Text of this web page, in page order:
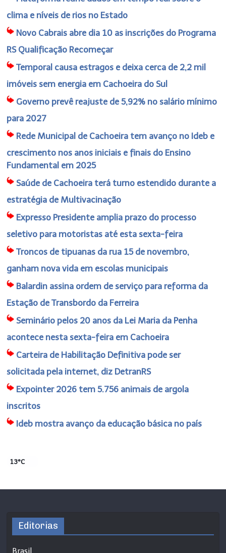
clima e níveis de rios no Estado
Novo Cabrais abre dia 10 as inscrições do Programa
RS Qualificação Recomeçar
Temporal causa estragos e deixa cerca de 2,2 mil
imóveis sem energia em Cachoeira do Sul
Governo prevê reajuste de 5,92% no salário mínimo
para 2027
Rede Municipal de Cachoeira tem avanço no Ideb e
crescimento nos anos iniciais e finais do Ensino
Fundamental em 2025
Saúde de Cachoeira terá turno estendido durante a
estratégia de Multivacinação
Expresso Presidente amplia prazo do processo
seletivo para motoristas até esta sexta-feira
Troncos de tipuanas da rua 15 de novembro,
ganham nova vida em escolas municipais
Balardin assina ordem de serviço para reforma da
Estação de Transbordo da Ferreira
Seminário pelos 20 anos da Lei Maria da Penha
acontece nesta sexta-feira em Cachoeira
Carteira de Habilitação Definitiva pode ser
solicitada pela internet, diz DetranRS
Expointer 2026 tem 5.756 animais de argola
inscritos
Ideb mostra avanço da educação básica no país
13°C
Editorias
Brasil